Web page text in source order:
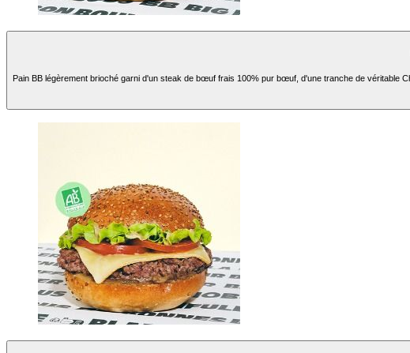
Pain BB légèrement brioché garni d'un steak de bœuf frais 100% pur bœuf, d'une tranche de véritable